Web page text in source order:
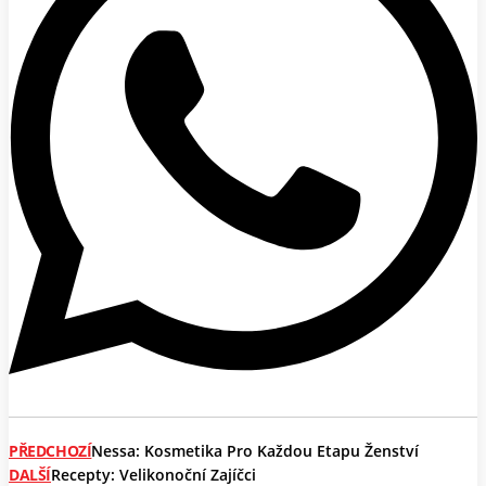
PŘEDCHOZÍNessa: Kosmetika Pro Každou Etapu Ženství
DALŠÍRecepty: Velikonoční Zajíčci